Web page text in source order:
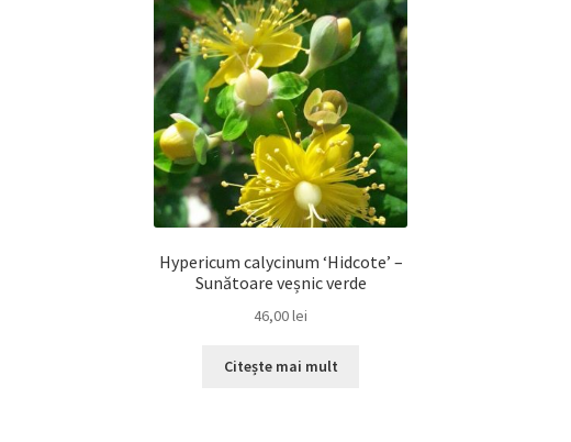
Hypericum calycinum ‘Hidcote’ –
Sunătoare veșnic verde
46,00lei
Citește mai mult